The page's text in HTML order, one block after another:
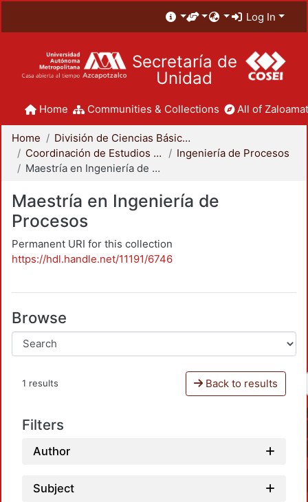
Log In
Secretaría de
Unidad
Home Communities & Collections All of
Home
División de Ciencias Básicas e Ingeniería
Coordinación de Estudios de Posgrado - CBI
Ingeniería de Procesos
Maestría en Ingeniería de Procesos
Maestría en Ingeniería de
Procesos
Permanent URI for this collection
https://hdl.handle.net/11191/6746
Browse
1 results Back to results
Filters
Author
Subject